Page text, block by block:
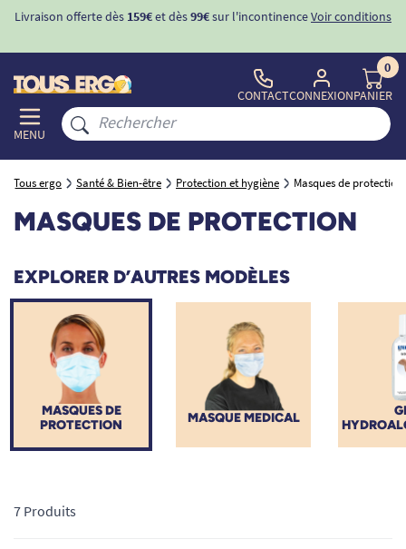
Livraison offerte dès 159€et dès99€sur l'incontinenceVoir conditions
MENU
CONTACTCONNEXION
0
PANIER
Tous ergo Santé & Bien-être Protection et hygiène Masques de protection
MASQUES DE PROTECTION
EXPLORER D’AUTRES MODÈLES
MASQUE MEDICAL
MASQUES DE
PROTECTION
7 Produits